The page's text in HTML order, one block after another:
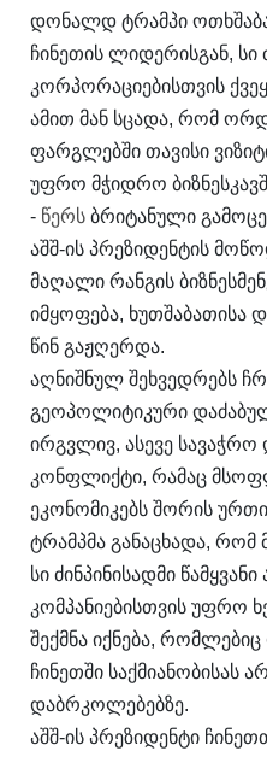
დონალდ ტრამპი
ჩინეთის ლიდერისგან, სი
კორპორაციებისთვის
ამით მან სცადა, რომ
ფარგლებში თავისი
უფრო მჭიდრო
- წერს ბრიტანული
აშშ-ის პრეზიდენტის
მაღალი რანგის
იმყოფება, ხუთშაბათისა
წინ გაჟღერდა.
აღნიშნულ შეხვედრებს
გეოპოლიტიკური
ირგვლივ, ასევე
კონფლიქტი, რამაც
ეკონომიკებს შორის
ტრამპმა განაცხადა, რომ
სი ძინპინისადმი
კომპანიებისთვის უფრო
შექმნა იქნება, რომლებიც
ჩინეთში
დაბრკოლებებზე.
აშშ-ის პრეზიდენტი